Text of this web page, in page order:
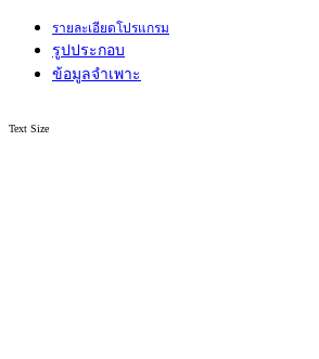
รายละเอียดโปรแกรม
รูปประกอบ
ข้อมูลจำเพาะ
Text Size